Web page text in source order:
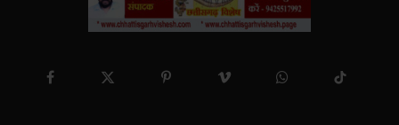
FacebookX
Pinterest Vimeo WhatsAppTikTok